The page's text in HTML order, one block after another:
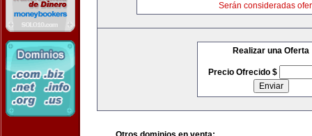
Serán consideradas
Realizar una Oferta
Precio Ofrecido $